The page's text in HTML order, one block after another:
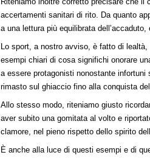
accertamenti sanitari di rito. Da quanto
a una lettura più equilibrata
Lo sport, a nostro avviso, è fatto di
esempi chiari di cosa significhi onorare
a essere protagonisti nonostante
rimasto sul ghiaccio fino alla conquista
Allo stesso modo, riteniamo giusto
aver subito una gomitata al volto e
clamore, nel pieno rispetto dello spirito
È anche alla luce di questi esempi e di